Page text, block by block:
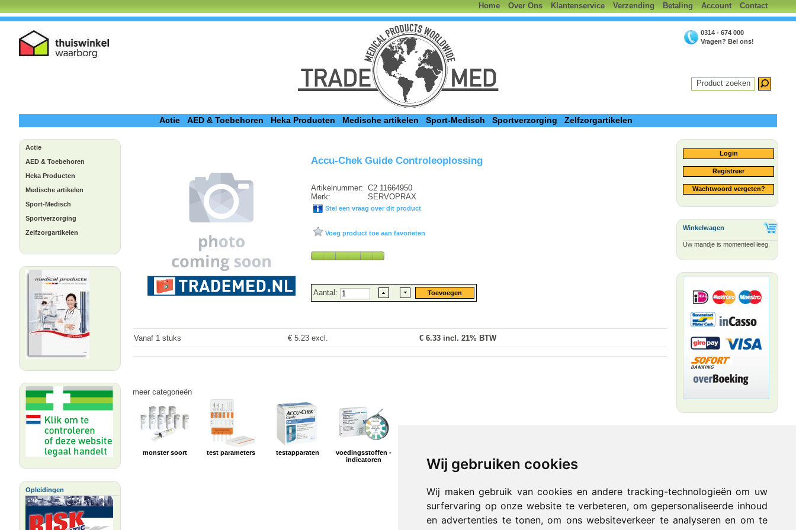
Wij gebruiken cookies
Wij maken gebruik van cookies en andere tracking-technologieën om uw
surfervaring op onze website te verbeteren, om gepersonaliseerde inhoud
en advertenties te tonen, om ons websiteverkeer te analyseren en om te
Home Over Ons Klantenservice Verzending Betaling Account Contact
0314 - 674 000
Vragen? Bel ons!
Product zoeken
Actie AED & Toebehoren Heka Producten Medische artikelen Sport-Medisch Sportverzorging Zelfzorgartikelen
Actie
AED & Toebehoren
Heka Producten
Medische artikelen
Sport-Medisch
Sportverzorging
Zelfzorgartikelen
Opleidingen
Login
Registreer
Wachtwoord vergeten?
Winkelwagen
Uw mandje is momenteel leeg.
Accu-Chek Guide Controleoplossing
Artikelnummer:
Merk:
C2 11664950
SERVOPRAX
Stel een vraag over dit product
Voeg product toe aan favorieten
Aantal:
Vanaf 1 stuks € 5.23 excl. € 6.33 incl. 21% BTW
meer categorieën
monster soort test parameters testapparaten
voedingsstoffen -
indicatoren